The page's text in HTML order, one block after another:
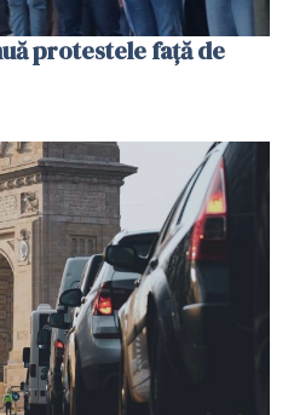
protestele faţă de